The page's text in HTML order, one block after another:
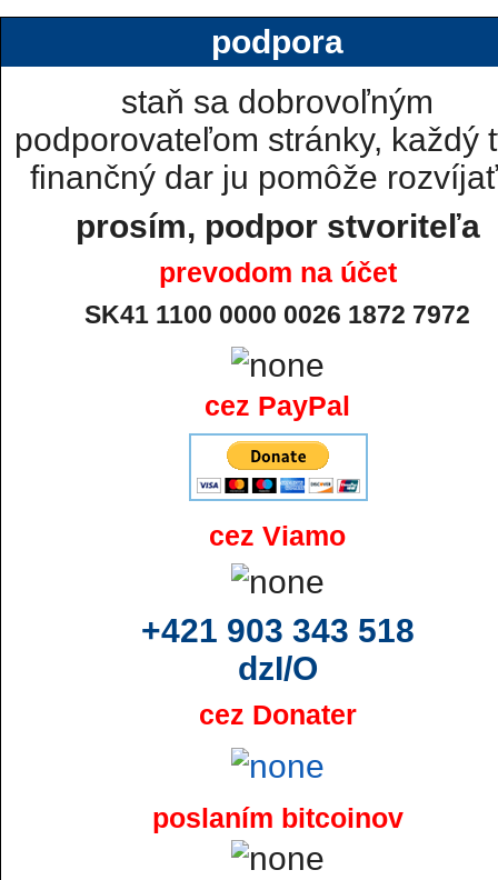
podpora
staň sa dobrovoľným
podporovateľom stránky, každý
finančný dar ju pomôže
prosím, podpor stvoriteľa
prevodom na účet
SK41 1100 0000 0026 1872 7972
cez PayPal
cez Viamo
+421 903 343 518
dzI/O
cez Donater
poslaním bitcoinov